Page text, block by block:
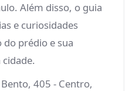
Além disso, o guia
e curiosidades
do prédio e sua
Bento, 405 - Centro,